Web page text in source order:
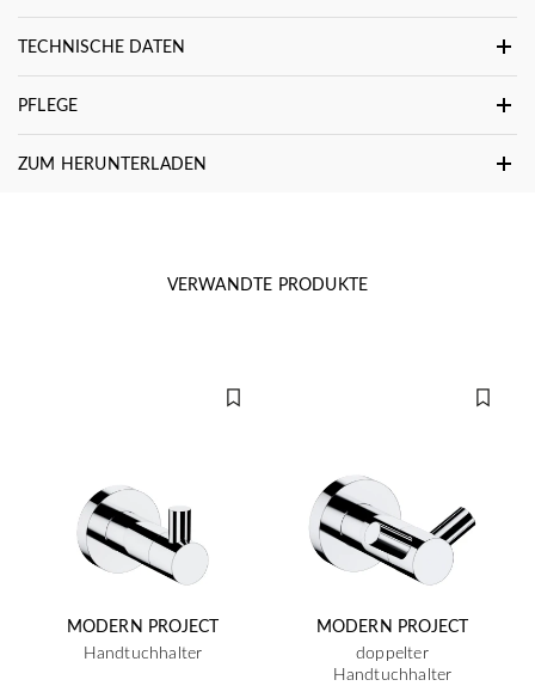
TECHNISCHE DATEN
PFLEGE
ZUM HERUNTERLADEN
VERWANDTE PRODUKTE
MODERN PROJECT
Handtuchhalter
MODERN PROJECT
doppelter
Handtuchhalter